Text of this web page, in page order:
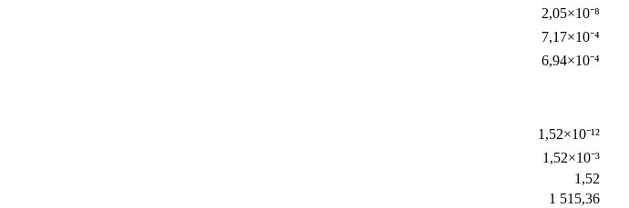
2,05×10⁻⁸
7,17×10⁻⁴
6,94×10⁻⁴
1,52×10⁻¹²
1,52×10⁻³
1,52
1 515,36